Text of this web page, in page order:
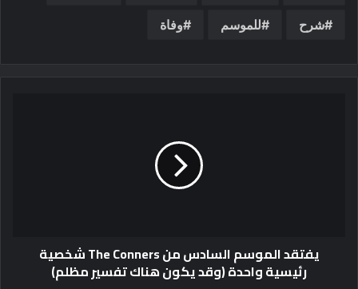
شرح للموسم وفاة
يفتقد الموسم السادس من The Conners شخصية
رئيسية واحدة (وقد يكون هناك تفسير مظلم)